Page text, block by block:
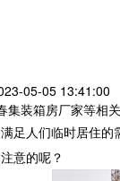
05-05 13:41:00
集装箱房厂家等相
足人们临时居住
意的呢？